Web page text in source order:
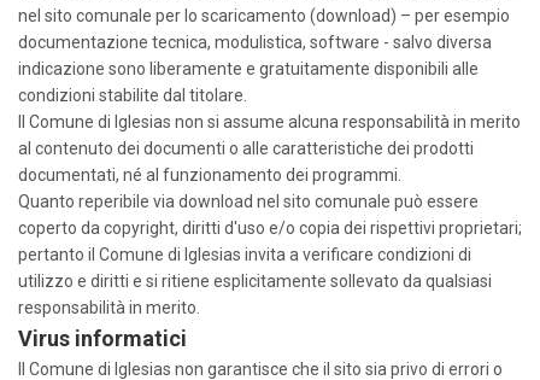
nel sito comunale per lo scaricamento (download) – per esempio
documentazione tecnica, modulistica, software - salvo diversa
indicazione sono liberamente e gratuitamente disponibili alle
condizioni stabilite dal titolare.
Il Comune di Iglesias non si assume alcuna responsabilità in merito
al contenuto dei documenti o alle caratteristiche dei prodotti
documentati, né al funzionamento dei programmi.
Quanto reperibile via download nel sito comunale può essere
coperto da copyright, diritti d'uso e/o copia dei rispettivi proprietari;
pertanto il Comune di Iglesias invita a verificare condizioni di
utilizzo e diritti e si ritiene esplicitamente sollevato da qualsiasi
responsabilità in merito.
Virus informatici
Il Comune di Iglesias non garantisce che il sito sia privo di errori o